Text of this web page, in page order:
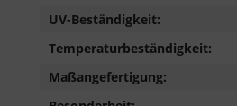
UV-Beständigkeit:
Temperaturbeständigkeit:
Maßangefertigung: